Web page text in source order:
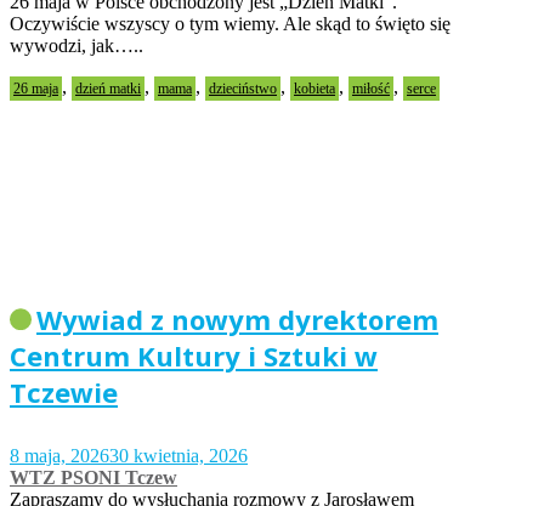
Oczywiście wszyscy o tym wiemy. Ale skąd to święto się
wywodzi, jak…..
26 maja , dzień matki , mama , dzieciństwo , kobieta , miłość , serce
Wywiad z nowym dyrektorem
Centrum Kultury i Sztuki w
Tczewie
8 maja, 202630 kwietnia, 2026
WTZ PSONI Tczew
Zapraszamy do wysłuchania rozmowy z Jarosławem